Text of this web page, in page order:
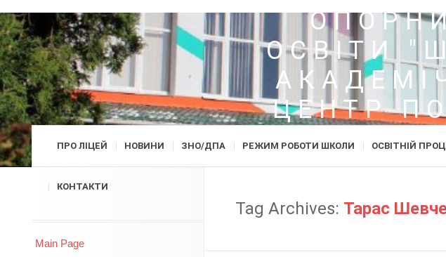
ОСВІТИ
ЦЕНТР
ПРО ЛІЦЕЙ НОВИНИ ЗНО/ДПА РЕЖИМ РОБОТИ ШКОЛИ ОСВІТНІЙ
КОНТАКТИ
Main Page
Tag Archives: Тарас